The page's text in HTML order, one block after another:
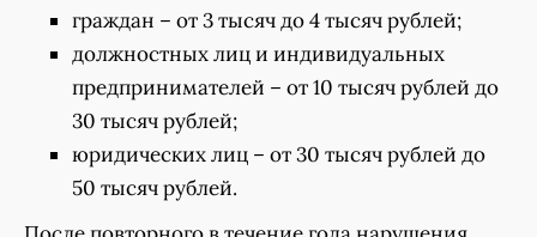
граждан – от 3 тысяч до 4 тысяч рублей;
должностных лиц и индивидуальных
предпринимателей – от 10 тысяч рублей до
30 тысяч рублей;
юридических лиц – от 30 тысяч рублей до
50 тысяч рублей.